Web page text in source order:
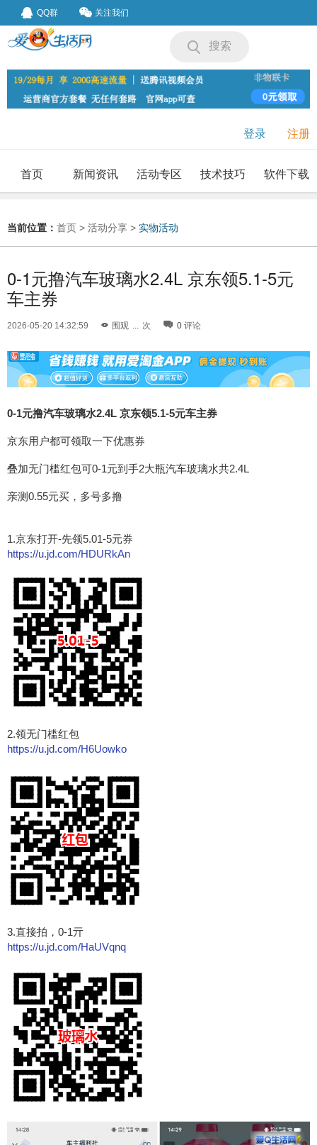
QQ群 关注我们
搜索
登录 注册
首页 新闻资讯 活动专区 技术技巧 软件下载
当前位置： 首页 > 活动分享 > 实物活动
0-1元撸汽车玻璃水2.4L 京东领5.1-5元
车主券
2026-05-20 14:32:59 围观 ... 次 0 评论
0-1元撸汽车玻璃水2.4L 京东领5.1-5元车主券
京东用户都可领取一下优惠券
叠加无门槛红包可0-1元到手2大瓶汽车玻璃水共2.4L
亲测0.55元买，多号多撸
1.京东打开-先领5.01-5元券
https://u.jd.com/HDURkAn
2.领无门槛红包
https://u.jd.com/H6Uowko
3.直接拍，0-1亓
https://u.jd.com/HaUVqnq